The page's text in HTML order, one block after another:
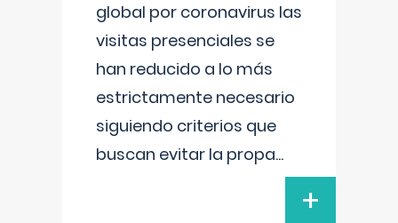
global por coronavirus las
visitas presenciales se
han reducido a lo más
estrictamente necesario
siguiendo criterios que
buscan evitar la propa...
+